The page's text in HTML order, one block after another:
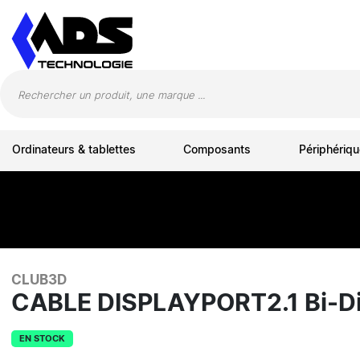
Ordinateurs & tablettes Composants
CLUB3D
CABLE DISPLAYPORT2.1
EN STOCK